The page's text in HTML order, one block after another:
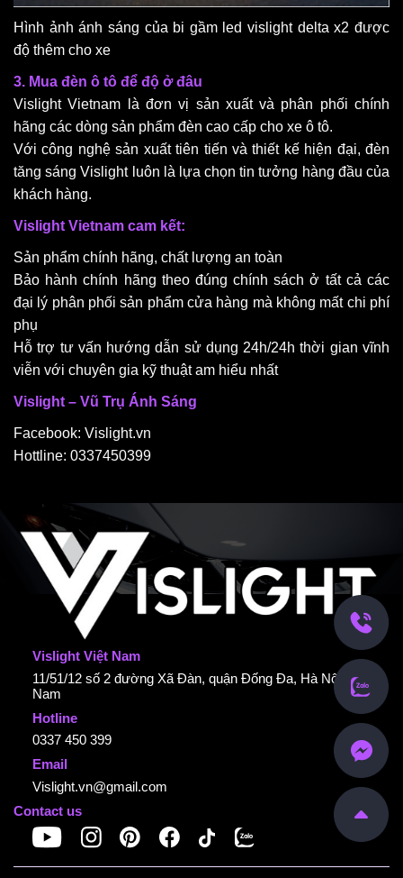
Hình ảnh ánh sáng của bi gầm led vislight delta x2 được
độ thêm cho xe
3. Mua đèn ô tô để độ ở đâu
Vislight Vietnam là đơn vị sản xuất và phân phối chính
hãng các dòng sản phẩm đèn cao cấp cho xe ô tô.
Với công nghệ sản xuất tiên tiến và thiết kế hiện đại, đèn
tăng sáng Vislight luôn là lựa chọn tin tưởng hàng đầu của
khách hàng.
Vislight Vietnam cam kết:
Sản phẩm chính hãng, chất lượng an toàn
Bảo hành chính hãng theo đúng chính sách ở tất cả các
đại lý phân phối sản phẩm cửa hàng mà không mất chi phí
phụ
Hỗ trợ tư vấn hướng dẫn sử dụng 24h/24h thời gian vĩnh
viễn với chuyên gia kỹ thuật am hiểu nhất
Vislight – Vũ Trụ Ánh Sáng
Facebook: Vislight.vn
Hottline: 0337450399
Vislight Việt Nam
11/51/12 số 2 đường Xã Đàn, quận Đống Đa, Hà Nội, Việt
Nam
Hotline
0337 450 399
Email
Vislight.vn@gmail.com
Contact us